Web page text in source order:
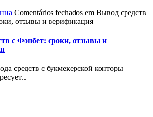
Comentários fechados em Вывод средств
отзывы и верификация
с Фонбет: сроки, отзывы и
средств с букмекерской конторы